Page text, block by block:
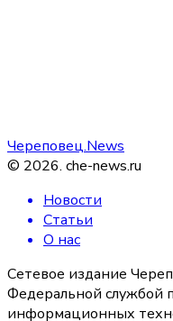
Череповец.News
© 2026. che-news.ru
Новости
Статьи
О нас
Сетевое издание
Федеральной службой
информационных